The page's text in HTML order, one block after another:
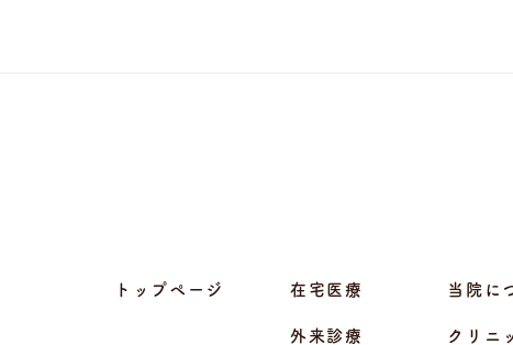
トップページ 在宅医療
外来診療
当院に
クリニ